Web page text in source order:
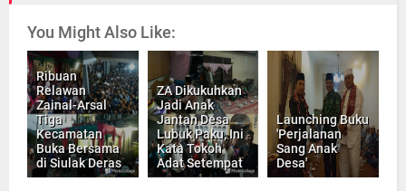
You Might Also Like:
Ribuan
Relawan
Zainal-Arsal
Tiga
Kecamatan
Buka Bersama
di Siulak Deras
ZA Dikukuhkan
Jadi Anak
Jantan Desa
Lubuk Paku, Ini
Kata Tokoh
Adat Setempat
Launching Buku
'Perjalanan
Sang Anak
Desa'